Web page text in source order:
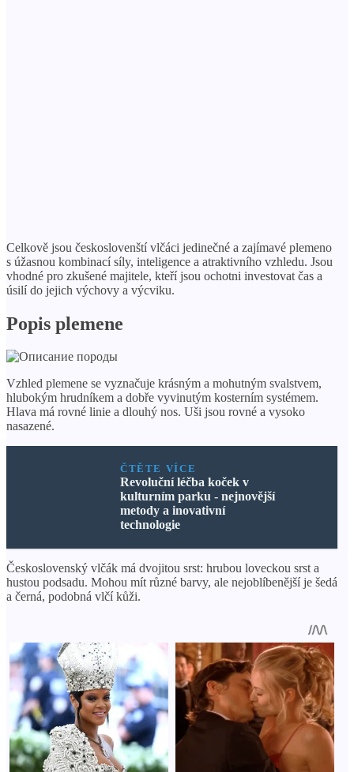
Celkově jsou českoslovenští vlčáci jedinečné a zajímavé plemeno
s úžasnou kombinací síly, inteligence a atraktivního vzhledu. Jsou
vhodné pro zkušené majitele, kteří jsou ochotni investovat čas a
úsilí do jejich výchovy a výcviku.
Popis plemene
Vzhled plemene se vyznačuje krásným a mohutným svalstvem,
hlubokým hrudníkem a dobře vyvinutým kosterním systémem.
Hlava má rovné linie a dlouhý nos. Uši jsou rovné a vysoko
nasazené.
ČTĚTE VÍCE
Revoluční léčba koček v
kulturním parku - nejnovější
metody a inovativní
technologie
Československý vlčák má dvojitou srst: hrubou loveckou srst a
hustou podsadu. Mohou mít různé barvy, ale nejoblíbenější je šedá
a černá, podobná vlčí kůži.